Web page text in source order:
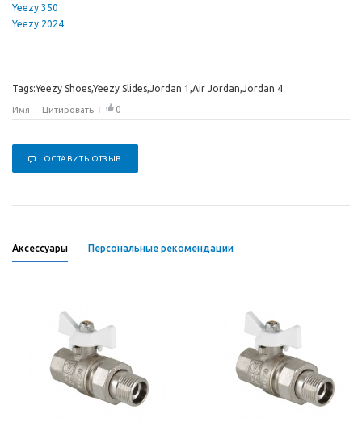
Yeezy 350
Yeezy 2024
Tags:Yeezy Shoes,Yeezy Slides,Jordan 1,Air Jordan,Jordan 4
Имя Цитировать 0
ОСТАВИТЬ ОТЗЫВ
Аксессуары Персональные рекомендации